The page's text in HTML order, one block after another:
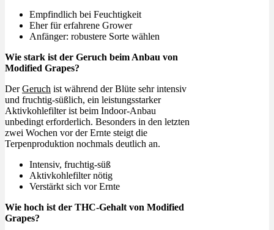
Empfindlich bei Feuchtigkeit
Eher für erfahrene Grower
Anfänger: robustere Sorte wählen
Wie stark ist der Geruch beim Anbau von
Modified Grapes?
DerGeruch ist während der Blüte sehr intensiv
und fruchtig-süßlich, ein leistungsstarker
Aktivkohlefilter ist beim Indoor-Anbau
unbedingt erforderlich. Besonders in den letzten
zwei Wochen vor der Ernte steigt die
Terpenproduktion nochmals deutlich an.
Intensiv, fruchtig-süß
Aktivkohlefilter nötig
Verstärkt sich vor Ernte
Wie hoch ist der THC-Gehalt von Modified
Grapes?